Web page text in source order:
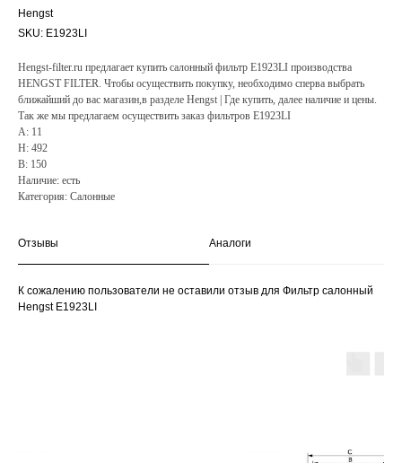
Hengst
SKU: E1923LI
Hengst-filter.ru предлагает купить салонный фильтр E1923LI производства
HENGST FILTER. Чтобы осуществить покупку, необходимо сперва выбрать
ближайший до вас магазин,в разделе Hengst | Где купить, далее наличие и цены.
Так же мы предлагаем осуществить заказ фильтров E1923LI
A: 11
H: 492
B: 150
Наличие: есть
Категория: Салонные
Отзывы Аналоги
К сожалению пользователи не оставили отзыв для Фильтр салонный
Hengst E1923LI